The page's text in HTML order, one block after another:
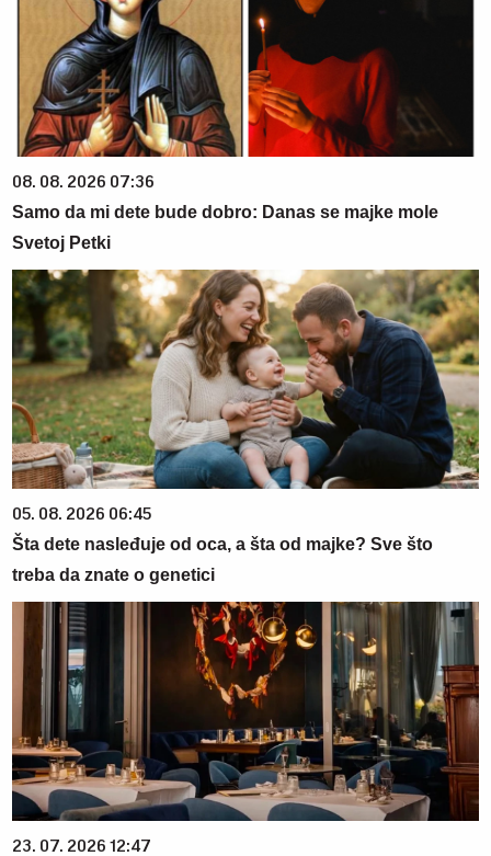
08. 08. 2026 07:36
Samo da mi dete bude dobro: Danas se majke mole
Svetoj Petki
05. 08. 2026 06:45
Šta dete nasleđuje od oca, a šta od majke? Sve što
treba da znate o genetici
23. 07. 2026 12:47